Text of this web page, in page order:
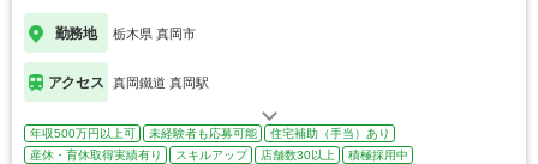
勤務地 栃木県 真岡市
アクセス 真岡鐵道 真岡駅
年収500万円以上可 未経験者も応募可能
住宅補助（手当）あり
産休・育休取得実績有り
スキルアップ 店舗数30以上 積極採用中